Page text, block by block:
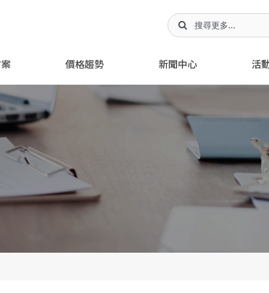
價格趨勢 新聞中心 活